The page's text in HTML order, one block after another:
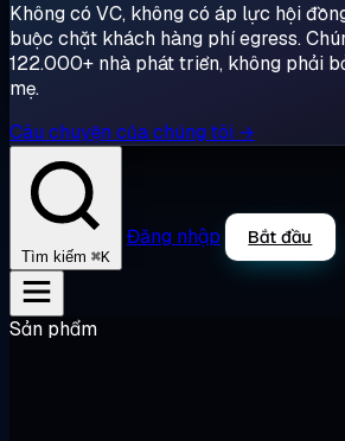
Không có VC, không có áp lực hội
buộc chặt khách hàng phí egress.
122.000+ nhà phát triển, không phải
mẹ.
Câu chuyện của chúng tôi →
Tìm kiếm ⌘K
Đăng nhập Bắt đầu
Sản phẩm